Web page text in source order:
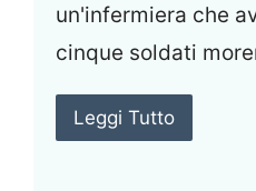
un'infermiera che
cinque soldati
Leggi Tutto